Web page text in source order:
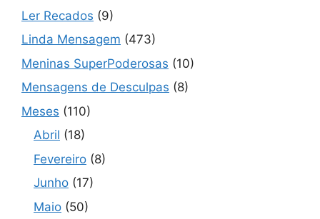
Ler Recados (9)
Linda Mensagem (473)
Meninas SuperPoderosas (10)
Mensagens de Desculpas (8)
Meses (110)
Abril (18)
Fevereiro (8)
Junho (17)
Maio (50)